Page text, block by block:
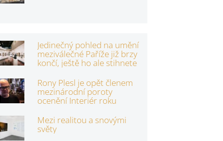
Jedinečný pohled na umění
meziválečné Paříže již brzy
končí, ještě ho ale stihnete
Rony Plesl je opět členem
mezinárodní poroty
ocenění Interiér roku
Mezi realitou a snovými
světy